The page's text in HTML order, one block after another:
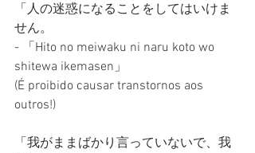
「人の迷惑になることをしてはいけま
せん。
- 「Hito no meiwaku ni naru koto wo
shitewa ikemasen」
(É proibido causar transtornos aos
outros!)
「我がままばかり言っていないで、我